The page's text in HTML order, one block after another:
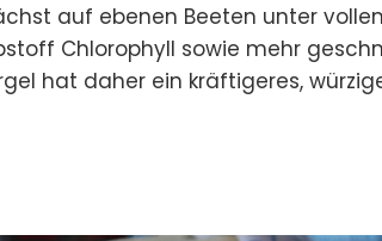
auf ebenen Beeten unter
Chlorophyll sowie mehr
hat daher ein kräftigeres,